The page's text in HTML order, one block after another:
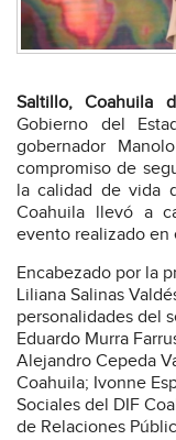
Saltillo, Coahuila
Gobierno del
gobernador
compromiso de
la calidad de vida
Coahuila llevó a
evento realizado en
Encabezado por la
Liliana Salinas
personalidades del
Eduardo Murra
Alejandro Cepeda
Coahuila; Ivonne
Sociales del DIF
de Relaciones